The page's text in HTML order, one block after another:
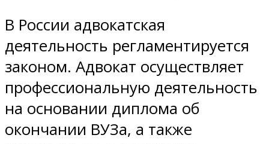
В России адвокатская
деятельность регламентируется
законом. Адвокат осуществляет
профессиональную деятельность
на основании диплома об
окончании ВУЗа, а также